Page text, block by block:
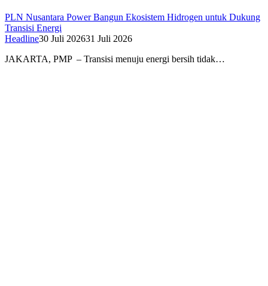
PLN Nusantara Power Bangun Ekosistem Hidrogen untuk Dukung
Transisi Energi
Headline30 Juli 202631 Juli 2026
JAKARTA, PMP – Transisi menuju energi bersih tidak…